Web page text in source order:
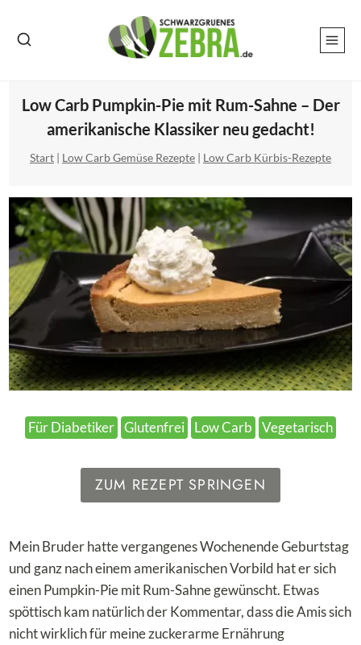
Inhalt
Low Carb Pumpkin-Pie mit Rum-Sahne – Der
amerikanische Klassiker neu gedacht!
Start | Low Carb Gemüse Rezepte | Low Carb Kürbis-Rezepte
Für Diabetiker Glutenfrei Low Carb Vegetarisch
ZUM REZEPT SPRINGEN
Mein Bruder hatte vergangenes Wochenende Geburtstag
und ganz nach einem amerikanischen Vorbild hat er sich
einen Pumpkin-Pie mit Rum-Sahne gewünscht. Etwas
spöttisch kam natürlich der Kommentar, dass die Amis sich
nicht wirklich für meine zuckerarme Ernährung